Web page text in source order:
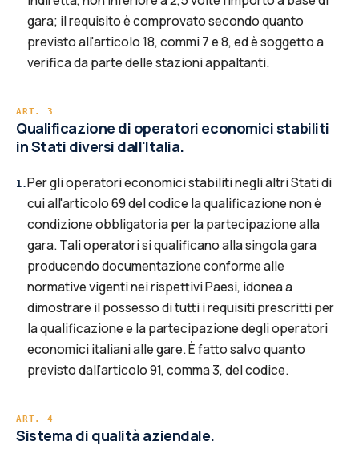
gara; il requisito è comprovato secondo quanto
previsto all'articolo 18, commi 7 e 8, ed è soggetto a
verifica da parte delle stazioni appaltanti.
ART. 3
Qualificazione di operatori economici stabiliti
in Stati diversi dall'Italia.
1.Per gli operatori economici stabiliti negli altri Stati di
cui all'articolo 69 del codice la qualificazione non è
condizione obbligatoria per la partecipazione alla
gara. Tali operatori si qualificano alla singola gara
producendo documentazione conforme alle
normative vigenti nei rispettivi Paesi, idonea a
dimostrare il possesso di tutti i requisiti prescritti per
la qualificazione e la partecipazione degli operatori
economici italiani alle gare. È fatto salvo quanto
previsto dall’articolo 91, comma 3, del codice.
ART. 4
Sistema di qualità aziendale.